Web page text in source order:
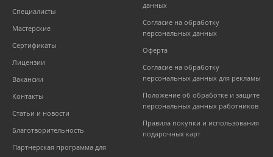
Специалисты
Мастерские
Сертификаты
Лицензии
Вакансии
Контакты
Статьи и новости
Благотворительность
Партнерская программа для
данных
Согласие на обработку
персональных данных
Оферта
Согласие на обработку
персональных данных для рекламы
Положение об обработке и защите
персональных данных работников
Правила покупки и использования
подарочных карт